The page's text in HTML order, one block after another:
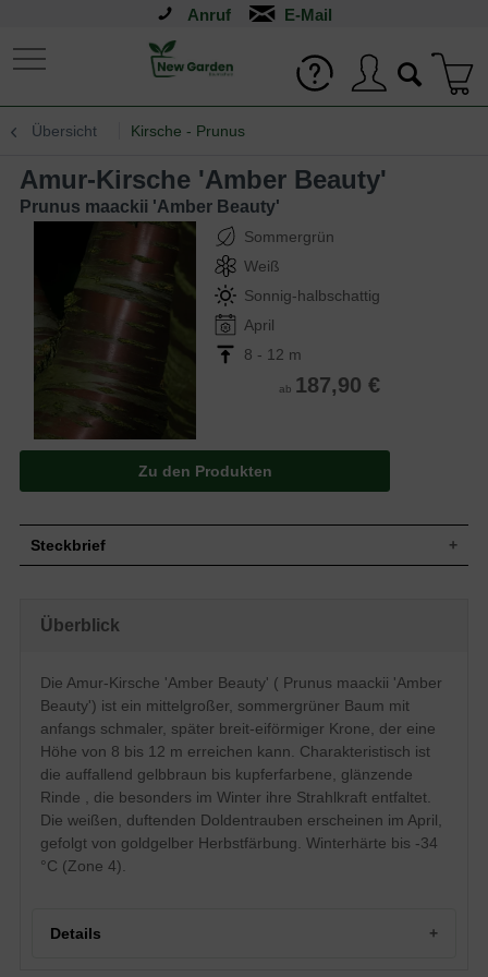
Anruf
Übersicht Kirsche - Prunus
Amur-Kirsche 'Amber Beauty'
Prunus maackii 'Amber Beauty'
Sommergrün
Weiß
Sonnig-halbschattig
April
8 - 12 m
ab 187,90 €
Zu den Produkten
Steckbrief
Wuchs
Blatt
Sommergrün, länglich, schmal und oval,
am Ende zugespitzt, fein gezähnter Rand,
hellgrün, Herbstfärbung goldgelb, bis zu
10 cm lang
Frucht
Schwarze, kleine Früchte
Blüte
Weiße Doldentrauben, angenehm duftend
Blütezeit
April
Rinde
Auffallend, gelbbraun bis kupferfarben,
Boden
Überblick
Die Amur-Kirsche 'Amber Beauty' ( Prunus maackii 'Amber
Beauty') ist ein mittelgroßer, sommergrüner Baum mit
anfangs schmaler, später breit-eiförmiger Krone, der eine
Höhe von 8 bis 12 m erreichen kann. Charakteristisch ist
die auffallend gelbbraun bis kupferfarbene, glänzende
Rinde , die besonders im Winter ihre Strahlkraft entfaltet.
Die weißen, duftenden Doldentrauben erscheinen im April,
gefolgt von goldgelber Herbstfärbung. Winterhärte bis -34
°C (Zone 4).
Details